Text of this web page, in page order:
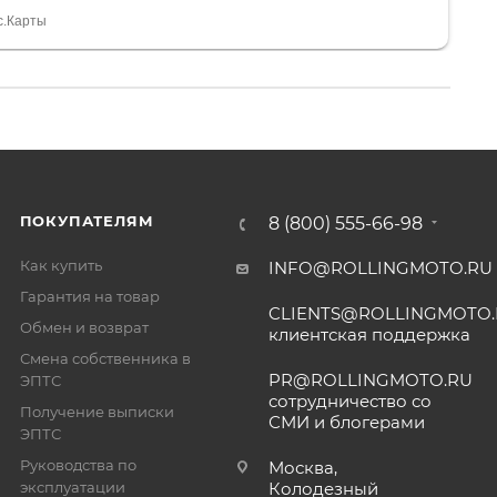
Дмитрию, за клиентоориентированность и
ПОКУПАТЕЛЯМ
Как купить
Гарантия на товар
Обмен и возврат
Смена собственника в
ЭПТС
Получение выписки
ЭПТС
Руководства по
эксплуатации
8 (800) 555-66-98
INFO@ROLLINGMOTO.RU
клиентская поддержка
PR@ROLLINGMOTO.RU
сотрудничество со
СМИ и блогерами
Москва,
Колодезный